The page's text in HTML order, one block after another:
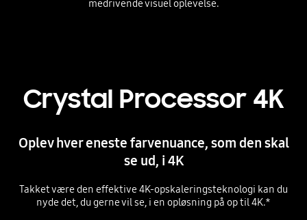
medrivende visuel oplevelse.
Crystal Processor 4K
Oplev hver eneste farvenuance, som den skal
se ud, i 4K
Takket være den effektive 4K-opskaleringsteknologi kan du
nyde det, du gerne vil se, i en opløsning på op til 4K.*